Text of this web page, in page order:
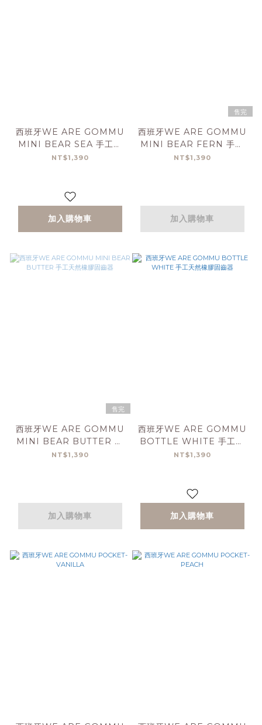
西班牙WE ARE GOMMU
MINI BEAR SEA 手工天
然橡膠固齒器
NT$1,390
加入購物車
售完
西班牙WE ARE GOMMU
MINI BEAR FERN 手工
天然橡膠固齒器
NT$1,390
加入購物車
售完
西班牙WE ARE GOMMU
MINI BEAR BUTTER 手
工天然橡膠固齒器
NT$1,390
加入購物車
西班牙WE ARE GOMMU
BOTTLE WHITE 手工天
然橡膠固齒器
NT$1,390
加入購物車